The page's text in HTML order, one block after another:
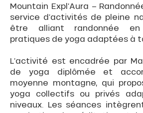
Mountain Expl’Aura –
service d’activités de pleine
être alliant randonnée
pratiques de yoga adaptées à
L’activité est encadrée par
de yoga diplômée et
moyenne montagne, qui
yoga collectifs ou privés
niveaux. Les séances